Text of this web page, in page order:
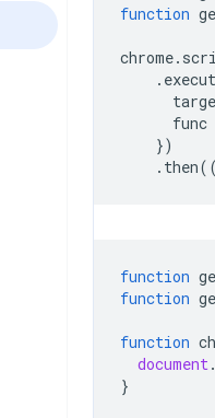
function
chrome.
.
func
})
. then
function
function
function
document.
}